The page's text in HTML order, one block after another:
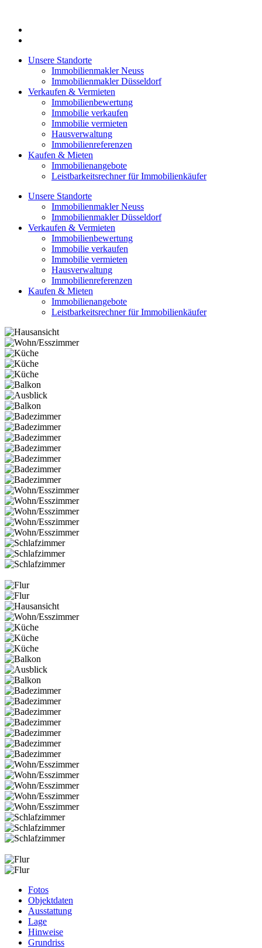
springen
Unsere Standorte
Immobilienmakler Neuss
Immobilienmakler Düsseldorf
Verkaufen & Vermieten
Immobilienbewertung
Immobilie verkaufen
Immobilie vermieten
Hausverwaltung
Immobilienreferenzen
Kaufen & Mieten
Immobilienangebote
Leistbarkeitsrechner für Immobilienkäufer
Unsere Standorte
Immobilienmakler Neuss
Immobilienmakler Düsseldorf
Verkaufen & Vermieten
Immobilienbewertung
Immobilie verkaufen
Immobilie vermieten
Hausverwaltung
Immobilienreferenzen
Kaufen & Mieten
Immobilienangebote
Leistbarkeitsrechner für Immobilienkäufer
Fotos
Objektdaten
Ausstattung
Lage
Hinweise
Grundriss